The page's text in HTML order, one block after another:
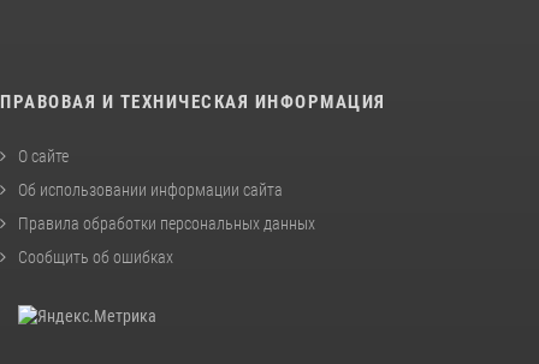
ПРАВОВАЯ И ТЕХНИЧЕСКАЯ ИНФОРМАЦИЯ
О сайте
Об использовании информации сайта
Правила обработки персональных данных
Сообщить об ошибках